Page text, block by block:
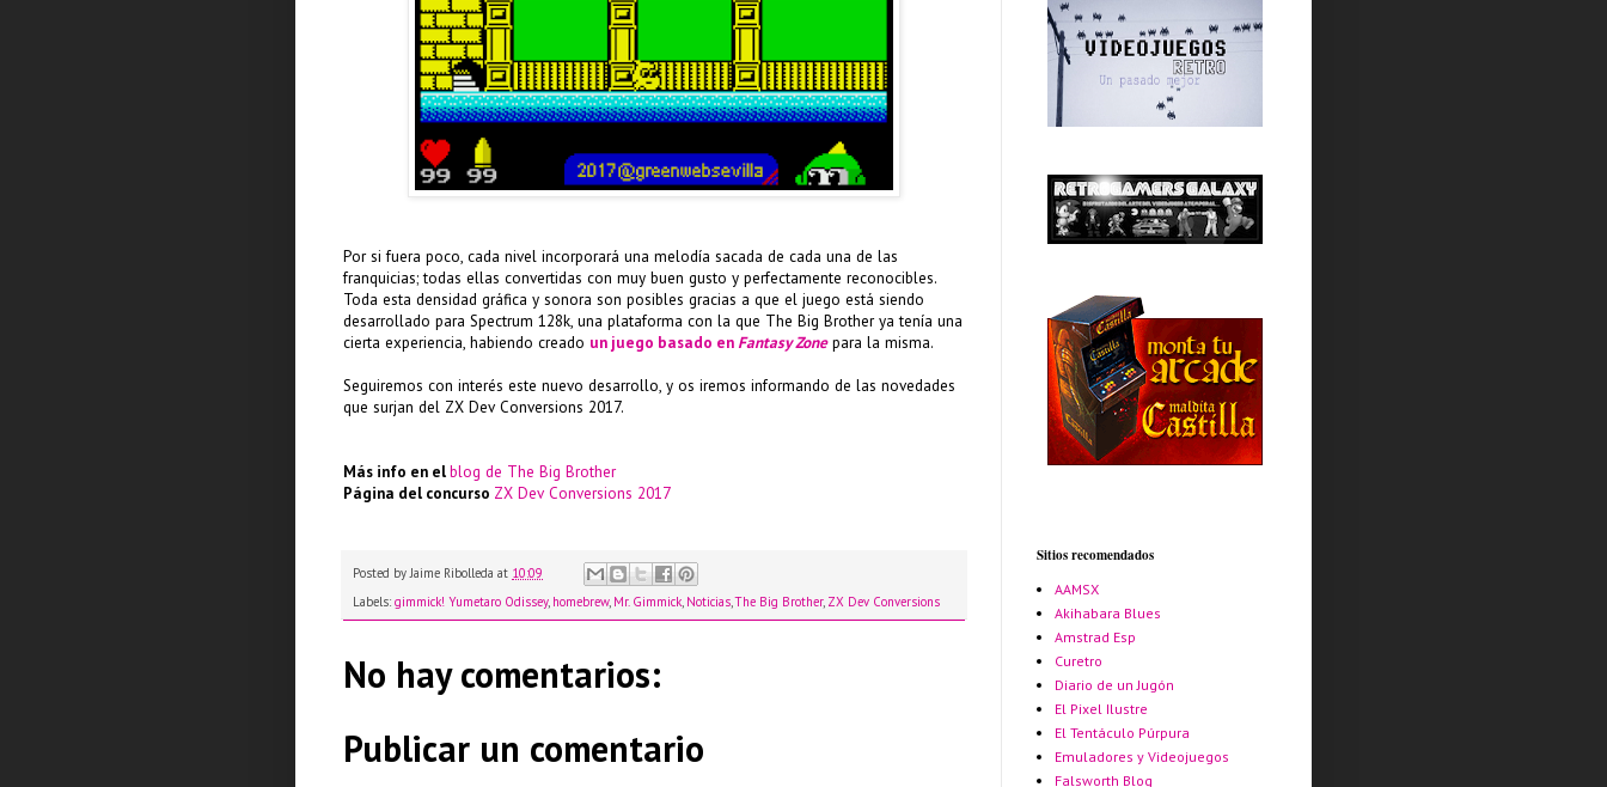
Por si fuera poco, cada nivel incorporará una melodía sacada de cada una de las
franquicias; todas ellas convertidas con muy buen gusto y perfectamente reconocibles.
Toda esta densidad gráfica y sonora son posibles gracias a que el juego está siendo
desarrollado para Spectrum 128k, una plataforma con la que The Big Brother ya tenía una
cierta experiencia, habiendo creado un juego basado en Fantasy Zonepara la misma.
Seguiremos con interés este nuevo desarrollo, y os iremos informando de las novedades
que surjan del ZX Dev Conversions 2017.
Más info en elblog de The Big Brother
Página del concurso ZX Dev Conversions 2017
Posted by Jaime Ribolleda at 10:09
Labels: gimmick! Yumetaro Odissey, homebrew, Mr. Gimmick, Noticias,The Big Brother, ZX Dev Conversions
No hay comentarios:
Publicar un comentario
Sitios recomendados
AAMSX
Akihabara Blues
Amstrad Esp
Curetro
Diario de un Jugón
El Pixel Ilustre
El Tentáculo Púrpura
Emuladores y Videojuegos
Falsworth Blog